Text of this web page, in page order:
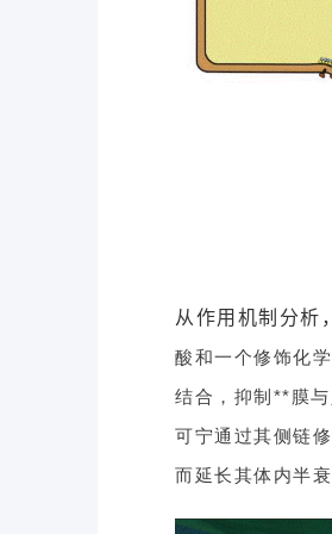
从作用机制分析
酸和一个修饰化
结合，抑制**膜
可宁通过其侧链
而延长其体内半